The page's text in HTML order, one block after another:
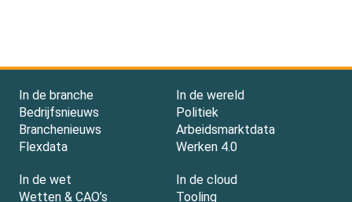
In de branche
Bedrijfsnieuws
Branchenieuws
Flexdata
In de wereld
Politiek
Arbeidsmarktdata
Werken 4.0
In de wet
Wetten & CAO’s
In de cloud
Tooling